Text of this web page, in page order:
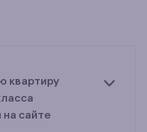
квартиру
сайте